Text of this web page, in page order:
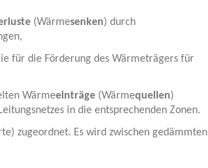
(Wärmesenken) durch
für die Förderung des Wärmeträgers für
Wärmeeinträge (Wärmequellen)
in die entsprechenden Zonen.
zugeordnet. Es wird zwischen gedämmten